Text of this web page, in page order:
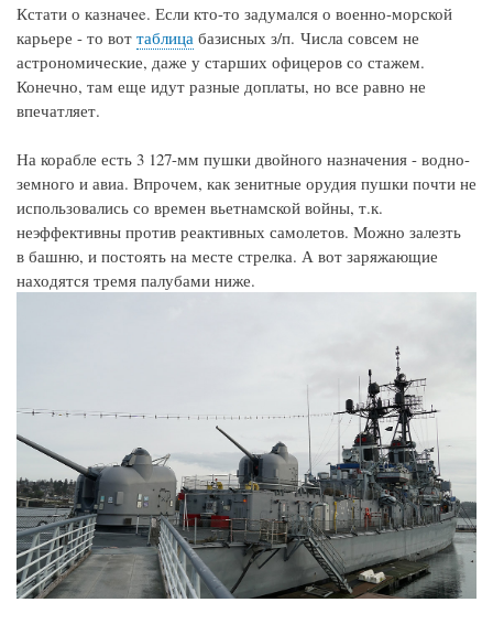
Кстати о казначеe. Если кто-то задумался о военно-морской
карьере - то вот таблица базисных з/п. Числа совсем не
астрономические, даже у старших офицеров со стажем.
Конечно, там еще идут разные доплаты, но все равно не
впечатляет.
На корабле есть 3 127-мм пушки двойного назначения - водно-
земного и авиа. Впрочем, как зенитные орудия пушки почти не
использовались со времен вьетнамской войны, т.к.
неэффективны против реактивных самолетов. Можно залезть
в башню, и постоять на месте стрелка. А вот заряжающие
находятся тремя палубами ниже.